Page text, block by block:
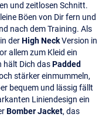
und zeitlosen Schnitt.
Böen von Dir fern und
nach dem Training. Als
derHigh NeckVersion in
allem zum Kleid ein
hält Dich dasPadded
stärker einmummeln,
bequem und lässig fällt
Liniendesign ein
Bomber Jacket, das